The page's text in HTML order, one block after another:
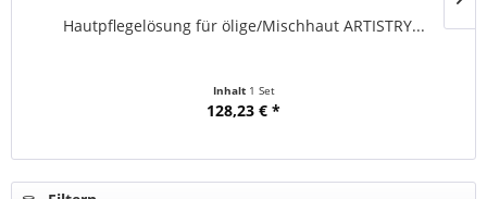
Hautpflegelösung für ölige/Mischhaut ARTISTRY...
Inhalt 1 Set
128,23 € *